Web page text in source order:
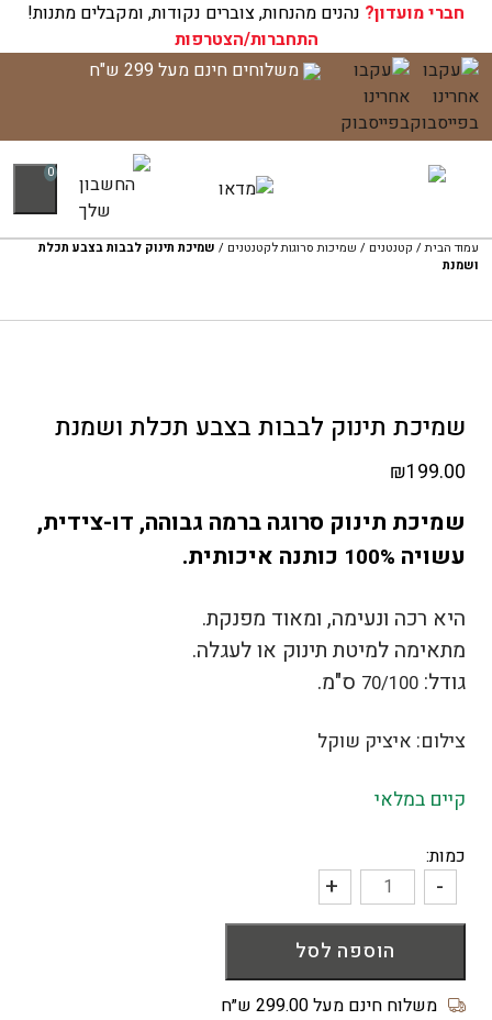
חברי מועדון? נהנים מהנחות, צוברים נקודות, ומקבלים מתנות!
התחברות/הצטרפות
דלג
לתוכן
משלוחים חינם מעל 299 ש"ח
0
עגלת הקניות שלך ריקה כעת!
עמוד הבית/ קטנטנים / שמיכות סרוגות לקטנטנים / שמיכת תינוק לבבות בצבע תכלת
ושמנת
שמיכת תינוק לבבות בצבע תכלת ושמנת
₪199.00
שמיכת תינוק סרוגה ברמה גבוהה, דו-צידית,
עשויה 100% כותנה איכותית.
היא רכה ונעימה, ומאוד מפנקת.
מתאימה למיטת תינוק או לעגלה.
גודל: 70/100 ס"מ.
צילום: איציק שוקל
קיים במלאי
כמות:
כמות
של
תינוק
לבבות
-
+
הוספה לסל
משלוח חינם מעל 299.00 ש״ח